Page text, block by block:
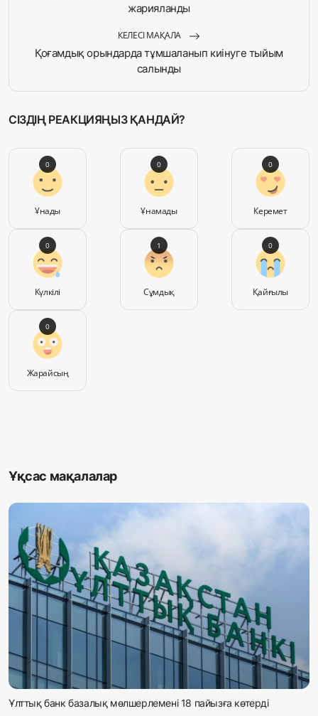
жарияланды
КЕЛЕСІ МАҚАЛА
Қоғамдық орындарда тұмшаланып киінуге тыйым
салынды
СІЗДІҢ РЕАКЦИЯҢЫЗ ҚАНДАЙ?
Ұнады
0
Ұнамады
0
Керемет
0
Күлкілі
0
Сұмдық
1
Қайғылы
0
Жарайсың
0
Ұқсас мақалалар
Ұлттық банк базалық мөлшерлемені 18 пайызға көтерді